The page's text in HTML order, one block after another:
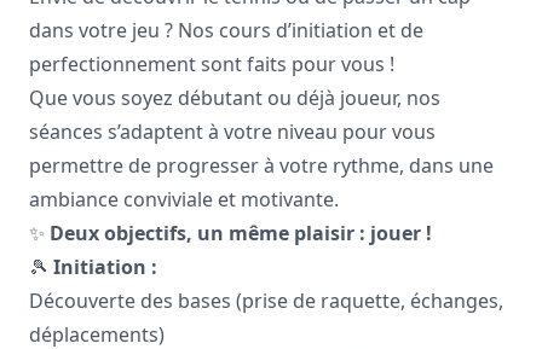
dans votre jeu ? Nos cours d’initiation et de
perfectionnement sont faits pour vous !
Que vous soyez débutant ou déjà joueur, nos
séances s’adaptent à votre niveau pour vous
permettre de progresser à votre rythme, dans une
ambiance conviviale et motivante.
✨ Deux objectifs, un même plaisir : jouer !
🎾 Initiation :
Découverte des bases (prise de raquette, échanges,
déplacements)